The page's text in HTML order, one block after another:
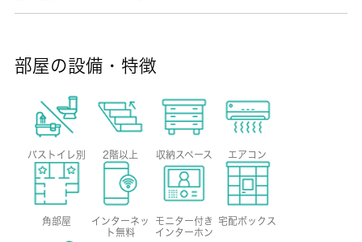
部屋の設備・特徴
バストイレ別 2階以上 収納スペース エアコン
角部屋
インターネッ
ト無料
モニター付き
インターホン
宅配ボックス